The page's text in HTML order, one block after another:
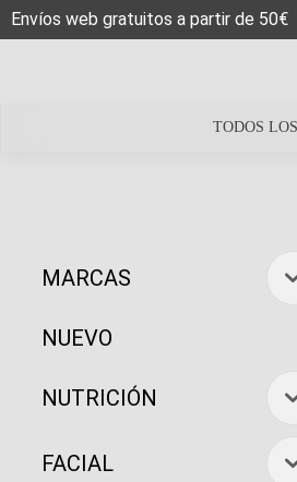
Envíos web gratuitos a partir de 50€
TODOS
MARCAS
NUEVO
NUTRICIÓN
FACIAL